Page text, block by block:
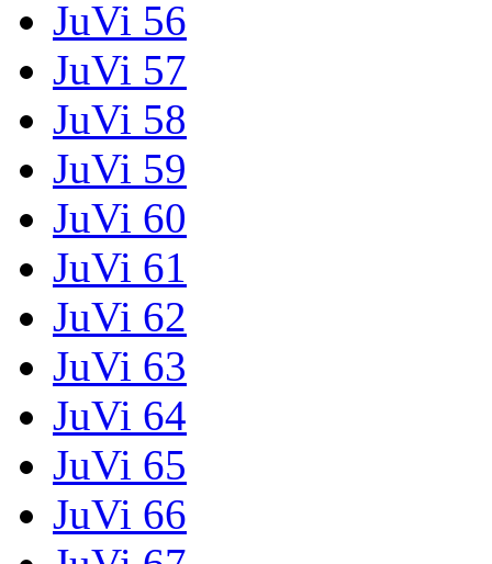
JuVi 56
JuVi 57
JuVi 58
JuVi 59
JuVi 60
JuVi 61
JuVi 62
JuVi 63
JuVi 64
JuVi 65
JuVi 66